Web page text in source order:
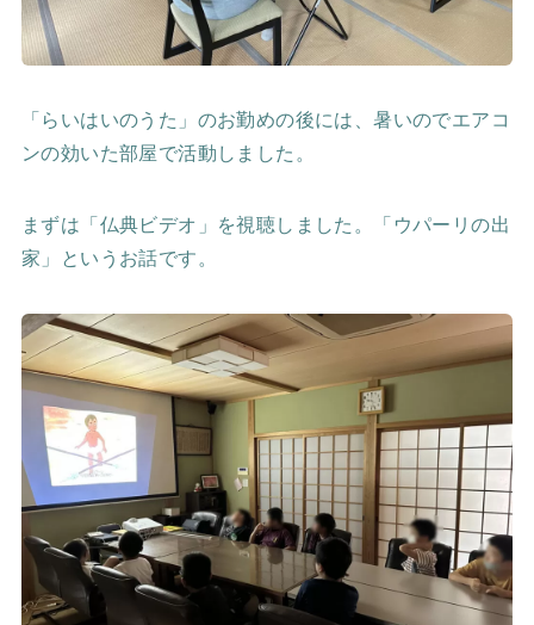
「らいはいのうた」のお勤めの後には、暑いのでエアコ
ンの効いた部屋で活動しました。
まずは「仏典ビデオ」を視聴しました。「ウパーリの出
家」というお話です。